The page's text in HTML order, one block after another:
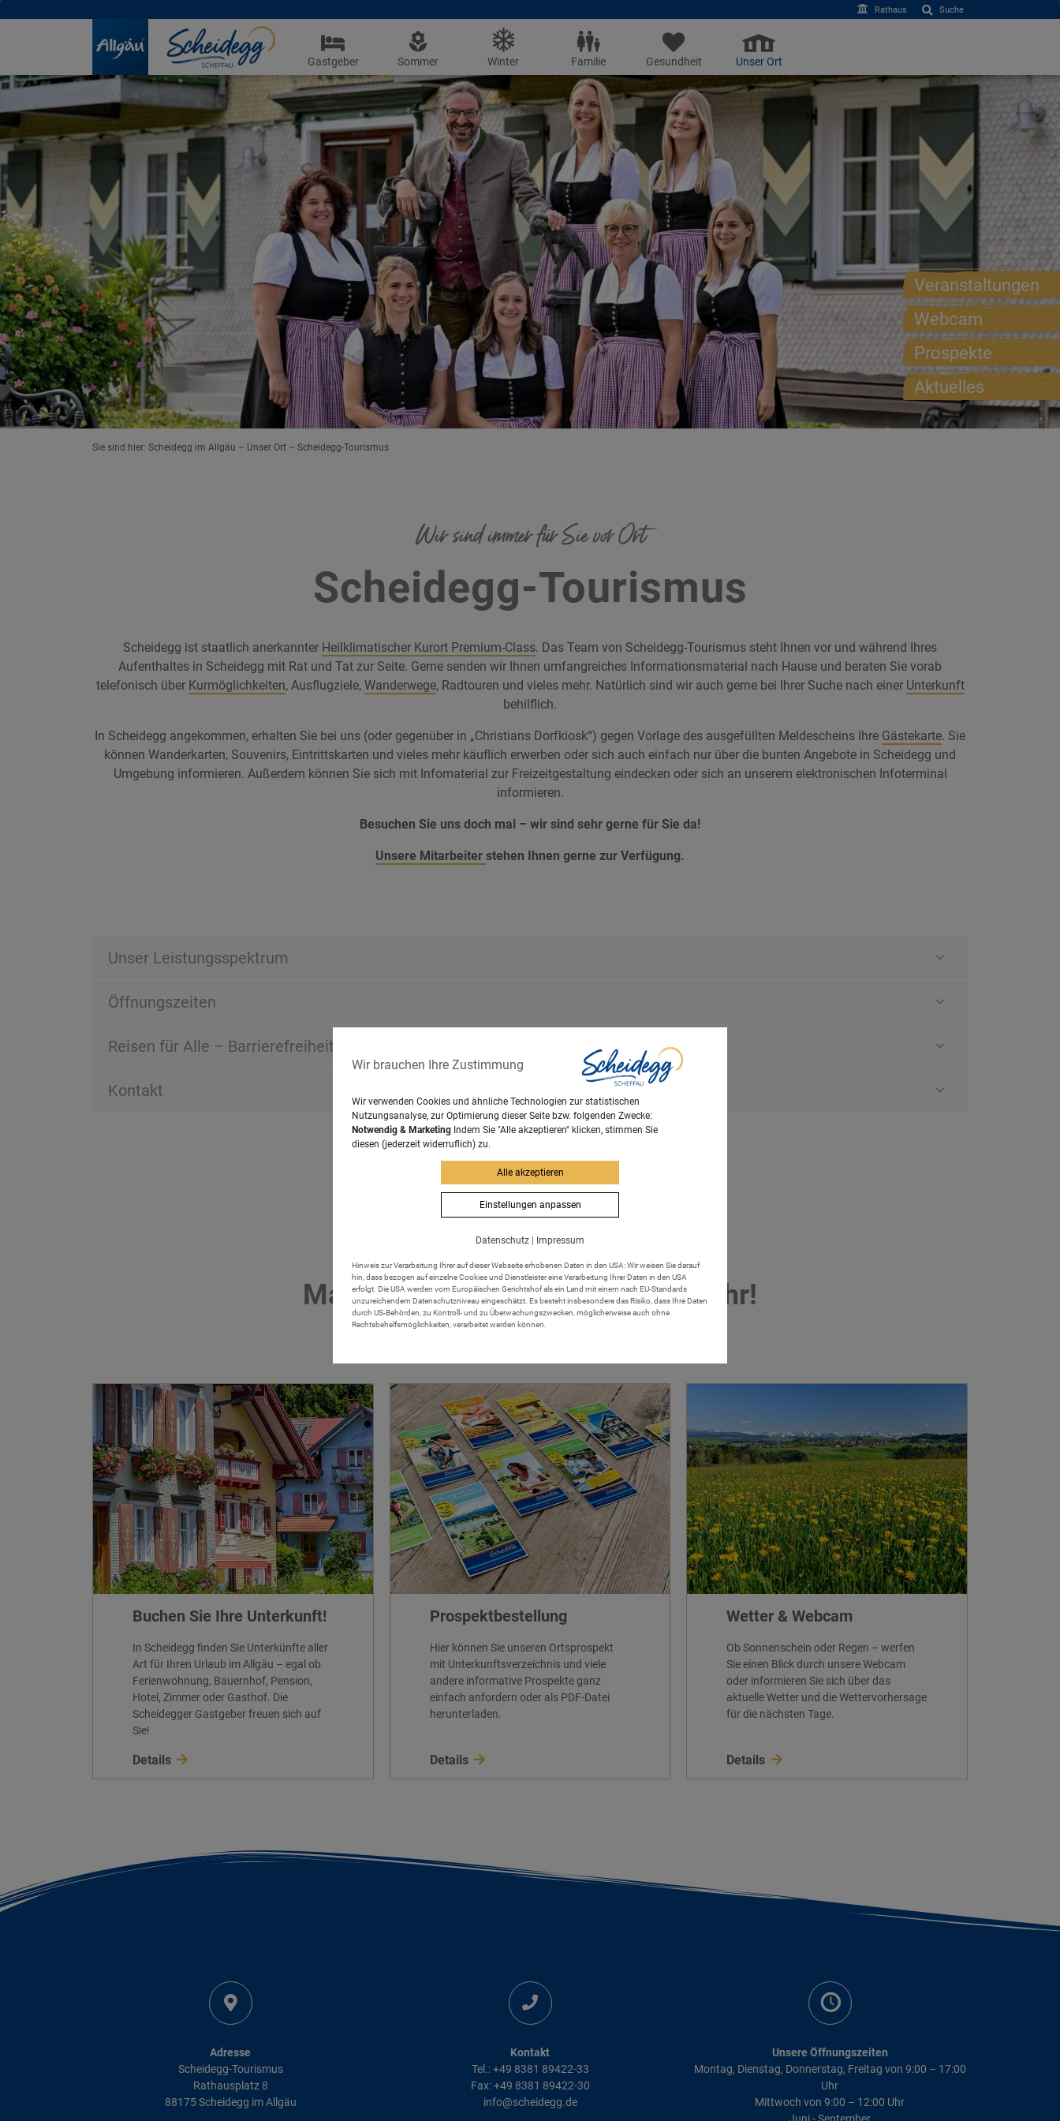
Rathaus Suche
Gastgeber Sommer Winter Familie Gesundheit Unser Ort
Veranstaltungen
Webcam
Prospekte
Aktuelles
Sie sind hier: Scheidegg im Allgäu Unser Ort Scheidegg-Tourismus
Wir sind immer für Sie vor Ort
Scheidegg-Tourismus
Scheidegg ist staatlich anerkannter Heilklimatischer Kurort Premium-Class. Das Team von Scheidegg-Tourismus steht Ihnen vor und während Ihres
Aufenthaltes in Scheidegg mit Rat und Tat zur Seite. Gerne senden wir Ihnen umfangreiches Informationsmaterial nach Hause und beraten Sie vorab
telefonisch über Kurmöglichkeiten, Ausflugziele, Wanderwege, Radtouren und vieles mehr. Natürlich sind wir auch gerne bei Ihrer Suche nach einer Unterkunft
behilflich.
In Scheidegg angekommen, erhalten Sie bei uns (oder gegenüber in „Christians Dorfkiosk“) gegen Vorlage des ausgefüllten Meldescheins Ihre Gästekarte. Sie
können Wanderkarten, Souvenirs, Eintrittskarten und vieles mehr käuflich erwerben oder sich auch einfach nur über die bunten Angebote in Scheidegg und
Umgebung informieren. Außerdem können Sie sich mit Infomaterial zur Freizeitgestaltung eindecken oder sich an unserem elektronischen Infoterminal
informieren.
Besuchen Sie uns doch mal – wir sind sehr gerne für Sie da!
Unsere Mitarbeiter stehen Ihnen gerne zur Verfügung.
Unser Leistungsspektrum
Öffnungszeiten
Reisen für Alle – Barrierefreiheit geprüft
Kontakt
Machen Sie aus Ihrem Urlaub mehr!
Buchen Sie Ihre Unterkunft!
In Scheidegg finden Sie Unterkünfte aller
Art für Ihren Urlaub im Allgäu – egal ob
Ferienwohnung, Bauernhof, Pension,
Hotel, Zimmer oder Gasthof. Die
Scheidegger Gastgeber freuen sich auf
Sie!
Details
Prospektbestellung
Hier können Sie unseren Ortsprospekt
mit Unterkunftsverzeichnis und viele
andere informative Prospekte ganz
einfach anfordern oder als PDF-Datei
herunterladen.
Details
Wetter & Webcam
Ob Sonnenschein oder Regen – werfen
Sie einen Blick durch unsere Webcam
oder informieren Sie sich über das
aktuelle Wetter und die Wettervorhersage
für die nächsten Tage.
Details
Adresse
Scheidegg-Tourismus
Rathausplatz 8
88175 Scheidegg im Allgäu
Kontakt
Tel.: +49 8381 89422-33
Fax: +49 8381 89422-30
info@scheidegg.de
Unsere Öffnungszeiten
Montag, Dienstag, Donnerstag, Freitag von 9:00 – 17:00
Uhr
Mittwoch von 9:00 – 12:00 Uhr
Wir brauchen Ihre Zustimmung
Wir verwenden Cookies und ähnliche Technologien zur statistischen
Nutzungsanalyse, zur Optimierung dieser Seite bzw. folgenden Zwecke:
Notwendig & Marketing Indem Sie "Alle akzeptieren" klicken, stimmen Sie
diesen (jederzeit widerruflich) zu.
Alle akzeptieren
Einstellungen anpassen
Datenschutz Impressum
Hinweis zur Verarbeitung Ihrer auf dieser Webseite erhobenen Daten in den USA: Wir weisen Sie darauf
hin, dass bezogen auf einzelne Cookies und Dienstleister eine Verarbeitung Ihrer Daten in den USA
erfolgt. Die USA werden vom Europäischen Gerichtshof als ein Land mit einem nach EU-Standards
unzureichendem Datenschutzniveau eingeschätzt. Es besteht insbesondere das Risiko, dass Ihre Daten
durch US-Behörden, zu Kontroll- und zu Überwachungszwecken, möglicherweise auch ohne
Rechtsbehelfsmöglichkeiten, verarbeitet werden können.